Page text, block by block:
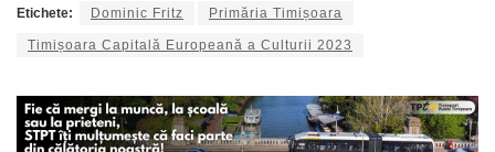
Etichete: Dominic Fritz Primăria Timișoara
Timișoara Capitală Europeană a Culturii 2023